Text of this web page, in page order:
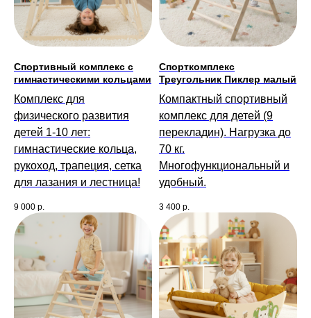
Спортивный комплекс с
гимнастическими кольцами
Комплекс для
физического развития
детей 1-10 лет:
гимнастические кольца,
рукоход, трапеция, сетка
для лазания и лестница!
9 000 р.
Спорткомплекс
Треугольник Пиклер малый
Компактный спортивный
комплекс для детей (9
перекладин). Нагрузка до
70 кг.
Многофункциональный и
удобный.
3 400 р.